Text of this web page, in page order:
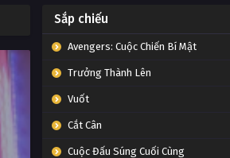
Sắp chiếu
Avengers: Cuộc Chiến Bí Mật
Trưởng Thành Lên
Vuốt
Cắt Cân
Cuộc Đấu Súng Cuối Cùng